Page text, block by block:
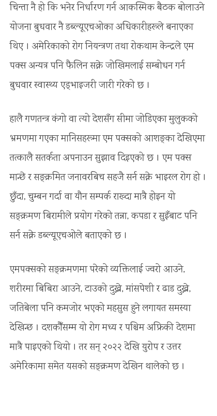
चिन्ता नै हो कि भनेर निर्धारण गर्न आकस्मिक बैठक बोलाउने
योजना बुधवार नै डब्ल्यूएचओका अधिकारीहरूले बनाएका
थिए । अमेरिकाको रोग नियन्त्रण तथा रोकथाम केन्द्रले एम
पक्स अन्यत्र पनि फैलिन सक्ने जोखिमलाई सम्बोधन गर्न
बुधवार स्वास्थ्य एड्भाइजरी जारी गरेको छ ।
हालै गणतन्त्र कंगो वा त्यो देशसँग सीमा जोडिएका मुलुकको
भ्रमणमा गएका मानिसहरूमा एम पक्सको आशङ्का देखिएमा
तत्कालै सतर्कता अपनाउन सुझाव दिइएको छ । एम पक्स
मान्छे र सङ्क्रमित जनावरबिच सहजै सर्न सक्ने भाइरल रोग हो ।
छुँदा, चुम्बन गर्दा वा यौन सम्पर्क राख्दा मात्रै होइन यो
सङ्क्रमण बिरामीले प्रयोग गरेको तन्ना, कपडा र सुइँबाट पनि
सर्न सक्ने डब्ल्यूएचओले बताएको छ ।
एमपक्सको सङ्क्रमणमा परेको व्यक्तिलाई ज्वरो आउने,
शरीरमा बिबिरा आउने, टाउको दुख्ने, मांसपेशी र ढाड दुख्ने,
जतिबेला पनि कमजोर भएको महसुस हुने लगायत समस्या
देखिन्छ । दशकौँसम्म यो रोग मध्य र पश्चिम अफ्रिकी देशमा
मात्रै पाइएको थियो । तर सन् २०२२ देखि युरोप र उत्तर
अमेरिकामा समेत यसको सङ्क्रमण देखिन थालेको छ ।